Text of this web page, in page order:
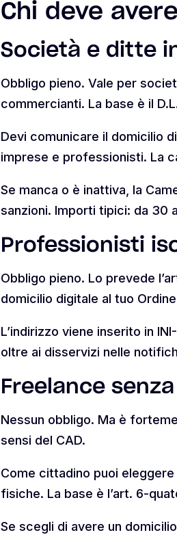
Chi deve
Società e ditte
Obbligo pieno. Vale per
commercianti. La base è il
Devi comunicare il domicilio
imprese e professionisti. La
Se manca o è inattiva, la
sanzioni. Importi tipici: da 30
Professionisti
Obbligo pieno. Lo prevede
domicilio digitale al tuo
L’indirizzo viene inserito in
oltre ai disservizi nelle
Freelance
Nessun obbligo. Ma è
sensi del CAD.
Come cittadino puoi eleggere
fisiche. La base è l’art. 6-
Se scegli di avere un